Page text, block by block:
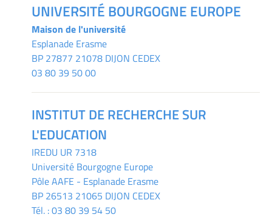
UNIVERSITÉ BOURGOGNE EUROPE
Maison de l'université
Esplanade Erasme
BP 27877 21078 DIJON CEDEX
03 80 39 50 00
INSTITUT DE RECHERCHE SUR
L'EDUCATION
IREDU UR 7318
Université Bourgogne Europe
Pôle AAFE - Esplanade Erasme
BP 26513 21065 DIJON CEDEX
Tél. :03 80 39 54 50